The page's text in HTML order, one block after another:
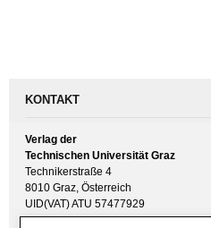
KONTAKT
Verlag der
Technischen Universität Graz
Technikerstraße 4
8010 Graz, Österreich
UID(VAT) ATU 57477929